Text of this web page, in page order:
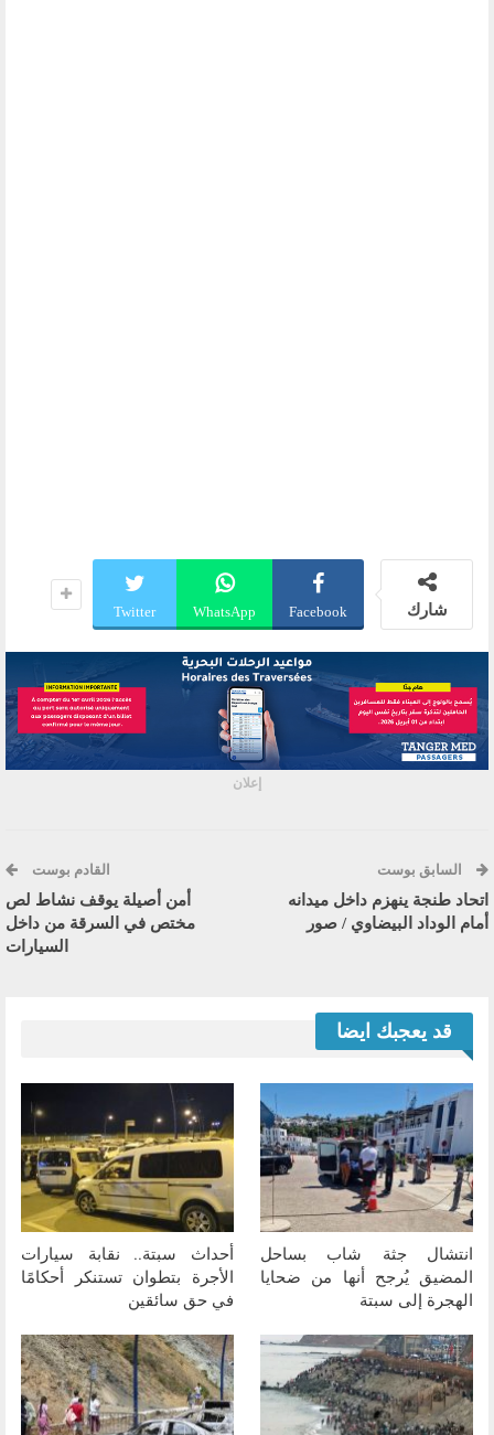
شارك Facebook
WhatsApp
Twitter
إعلان
السابق بوست
اتحاد طنجة ينهزم داخل ميدانه
أمام الوداد البيضاوي / صور
القادم بوست
أمن أصيلة يوقف نشاط لص
مختص في السرقة من داخل
السيارات
قد يعجبك ايضا
انتشال جثة شاب بساحل
المضيق يُرجح أنها من ضحايا
الهجرة إلى سبتة
أحداث سبتة.. نقابة سيارات
الأجرة بتطوان تستنكر أحكامًا
في حق سائقين